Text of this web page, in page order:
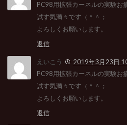
PC98用拡張カーネルの実験お
試す気満々です（＾＾；
よろしくお願いします。
返信
えいこう
2019年3月23日
PC98用拡張カーネルの実験お
試す気満々です（＾＾；
よろしくお願いします。
返信